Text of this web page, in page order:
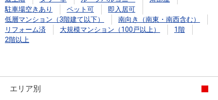
駐車場空きあり
ペット可
即入居可
低層マンション（3階建て以下）
南向き（南東・南西含む）
リフォーム済
大規模マンション（100戸以上）
1階
2階以上
エリア別